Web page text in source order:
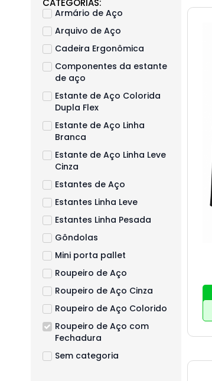
Armário de Aço
Arquivo de Aço
Cadeira Ergonômica
Componentes da estante
de aço
Estante de Aço Colorida
Dupla Flex
Estante de Aço Linha
Branca
Estante de Aço Linha Leve
Cinza
Estantes de Aço
Estantes Linha Leve
Estantes Linha Pesada
Gôndolas
Mini porta pallet
Roupeiro de Aço
Roupeiro de Aço Cinza
Roupeiro de Aço Colorido
Roupeiro de Aço com
Fechadura
Sem categoria